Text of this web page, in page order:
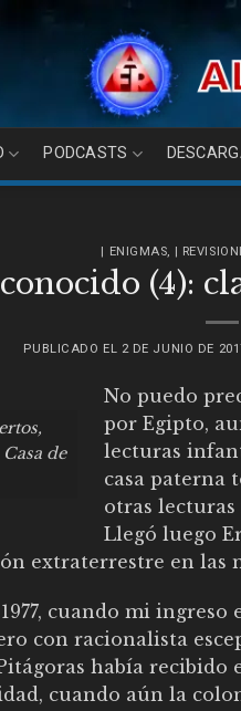
PODCASTS
| ENIGMAS, |
(4):
PUBLICADO EL 2 DE JUNIO DE
de
No puedo
por Egipto,
lecturas
casa paterna
otras lecturas
Llegó luego
extraterrestre en las
cuando mi
con racionalista
había recibido
cuando aún la